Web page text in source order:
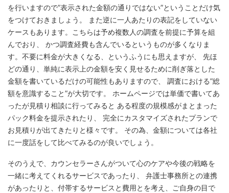
を行いますので”表示された金額の通りではない”ということだけ気
をつけておきましょう。 また逆に一人あたりの表記をしていない
ケースもあります。こちらは予め複数人の調査を前提に予算を組
んでおり、 かつ調査経費も含んでいるというものが多くなりま
す。不要に料金が大きくなる、というふうにも思えますが、 先ほ
どの通り、単純に表示上の金額を安く見せるために削ぎ落とした
金額を書いているだけの可能性もありますので、 調査における”総
額を意識すること”が大切です。 ホームページでは単価で書いてあ
ったが見積り相談に行ってみると ある程度の規模感がまとまった
パック料金を提示されたり、 完全にカスタマイズされたプランで
お見積りが出てきたりと様々です。 その為、金額については各社
に一度話をして比べてみるのが良いでしょう。
そのうえで、カウンセラーさんがついて心のケアや今後の戦略を
一緒に考えてくれるサービスであったり、 弁護士事務所との連携
があったりと、付帯するサービスと費用とを考え、ご自身の目で